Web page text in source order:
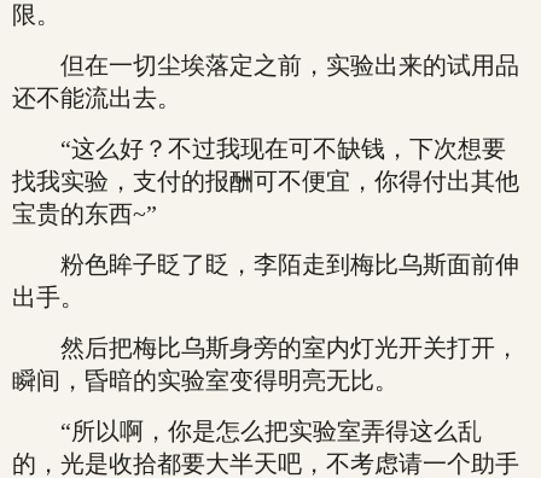
限。
但在一切尘埃落定之前，实验出来的试用品
还不能流出去。
“这么好？不过我现在可不缺钱，下次想要
找我实验，支付的报酬可不便宜，你得付出其他
宝贵的东西~”
粉色眸子眨了眨，李陌走到梅比乌斯面前伸
出手。
然后把梅比乌斯身旁的室内灯光开关打开，
瞬间，昏暗的实验室变得明亮无比。
“所以啊，你是怎么把实验室弄得这么乱
的，光是收拾都要大半天吧，不考虑请一个助手